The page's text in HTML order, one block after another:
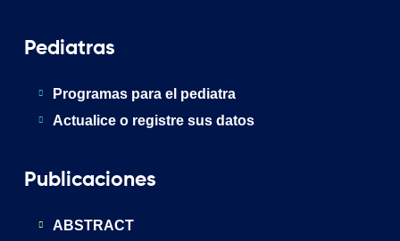
Pediatras
Programas para el pediatra
Actualice o registre sus datos
Publicaciones
ABSTRACT